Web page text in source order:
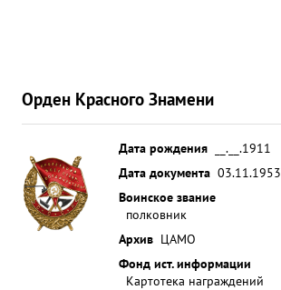
Орден Красного Знамени
Дата рождения
__.__.1911
Дата документа 03.11.1953
Воинское звание
полковник
Архив ЦАМО
Фонд ист. информации
Картотека награждений